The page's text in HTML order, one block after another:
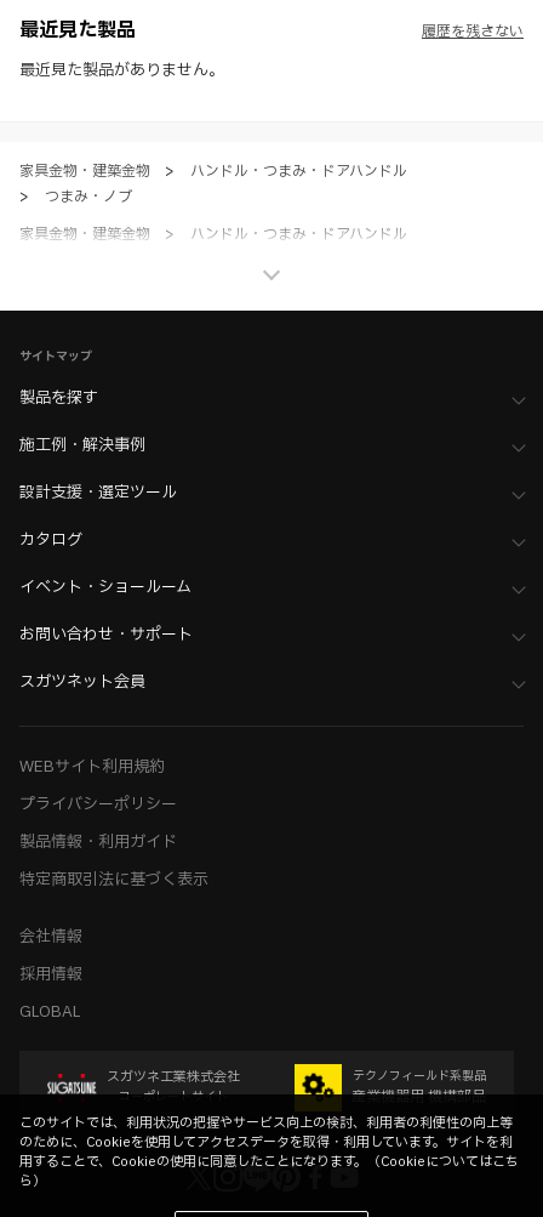
社製品の使用ご検討、又は販売促進目的の利用に限ります。
※ 本WEBサイト製品情報のご利用にあたっては、WEBサイト利用規
約、プライバシーポリシー、製品情報ガイドをご確認いただき、内容の
最近見た製品
最近見た製品がありません。
履歴を残さない
家具金物・建築金物 >
ハンドル・つまみ・ドアハンドル
>
つまみ・ノブ
家具金物・建築金物
>
ハンドル・つまみ・ドアハンドル
サイトマップ
製品を探す
施工例・解決事例
設計支援・選定ツール
カタログ
イベント・ショールーム
お問い合わせ・サポート
スガツネット会員
WEBサイト利用規約
プライバシーポリシー
製品情報・利用ガイド
特定商取引法に基づく表示
会社情報
採用情報
GLOBAL
スガツネ工業株式会社
コーポレートサイト
テクノフィールド系製品
産業機器用 機構部品
このサイトでは、利用状況の把握やサービス向上の検討、利用者の利便性の向上等
のために、Cookieを使用してアクセスデータを取得・利用しています。サイトを利
用することで、Cookieの使用に同意したことになります。（Cookieについてはこち
ら）